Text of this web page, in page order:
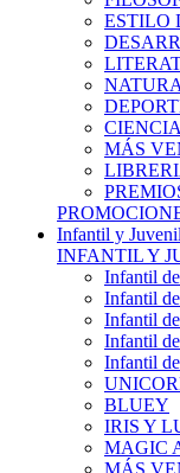
ESTILO
CIENCIA
MÁS
Infantil y Juvenil
INFANTIL Y
Infantil
Infantil
Infantil
Infantil
Infantil
BLUEY
IRIS Y
MAGIC
MÁS